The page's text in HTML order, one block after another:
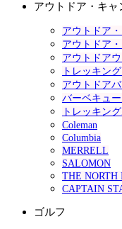
アウトドア・キ
アウトドア
アウトドア
アウトドア
トレッキン
アウトドア
バーベキュ
トレッキン
Coleman
Columbia
MERRELL
SALOMON
THE NORTH
CAPTAIN
ゴルフ